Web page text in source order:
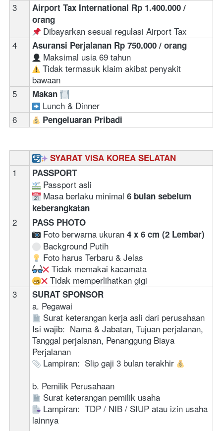
3
Airport Tax International Rp 1.400.000 /
orang
Dibayarkan sesuai regulasi Airport Tax
4
Asuransi Perjalanan Rp 750.000 / orang
Maksimal usia 69 tahun
Tidak termasuk klaim akibat penyakit
bawaan
5
Makan
Lunch & Dinner
6
Pengeluaran Pribadi
SYARAT VISA KOREA SELATAN
1 PASSPORT
Passport asli
Masa berlaku minimal 6 bulan sebelum
keberangkatan
2 PASS PHOTO
Foto berwarna ukuran 4 x 6 cm (2 Lembar)
Background Putih
Foto harus Terbaru & Jelas
Tidak memakai kacamata
Tidak memperlihatkan gigi
3
SURAT SPONSOR
a. Pegawai
Surat keterangan kerja asli dari perusahaan
Isi wajib:  Nama & Jabatan, Tujuan perjalanan,
Tanggal perjalanan, Penanggung Biaya
Perjalanan
Lampiran:  Slip gaji 3 bulan terakhir
b. Pemilik Perusahaan
Surat keterangan pemilik usaha
Lampiran:  TDP / NIB / SIUP atau izin usaha
lainnya